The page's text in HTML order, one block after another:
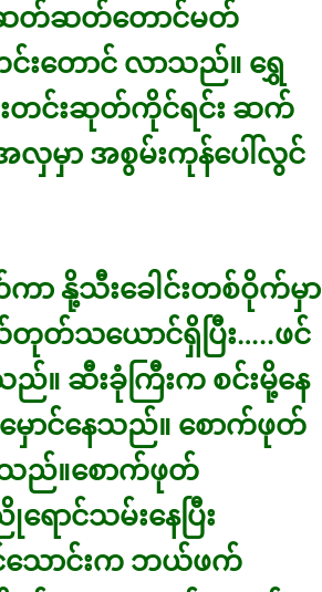
တဆတ်ဆတ်တောင်မတ်
င်းတောင် လာသည်။ ရွှေ
တင်းဆုတ်ကိုင်ရင်း ဆက်
လှမှာ အစွမ်းကုန်ပေါ်လွင်
ာ နို့သီးခေါင်းတစ်ဝိုက်မှာ
တုတ်သယောင်ရှိပြီး…..ဖင်
။ ဆီးခုံကြီးက စင်းမို့နေ
ောင်နေသည်။ စောက်ဖုတ်
သည်။စောက်ဖုတ်
ာင်သမ်းနေပြီး
သောင်းက ဘယ်ဖက်